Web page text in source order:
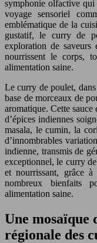
symphonie olfactive qui
voyage sensoriel
emblématique de la
gustatif, le curry de
exploration de
nourrissent le corps,
alimentation saine.
Le curry de poulet,
base de morceaux de
aromatique. Cette sauce
d’épices indiennes
masala, le cumin, la
d’innombrables
indienne, transmis de
exceptionnel, le curry
et nourrissant, grâce
nombreux bienfaits
alimentation saine.
Une mosaïque
régionale des